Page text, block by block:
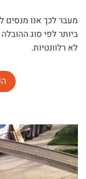
מעבר לכך אנו מנסים
ביותר לפי סוג
לא רלוונטיות.